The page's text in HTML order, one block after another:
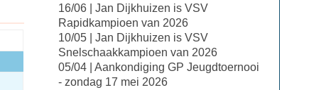
16/06 | Jan Dijkhuizen is VSV
Rapidkampioen van 2026
10/05 | Jan Dijkhuizen is VSV
Snelschaakkampioen van 2026
05/04 | Aankondiging GP Jeugdtoernooi
- zondag 17 mei 2026